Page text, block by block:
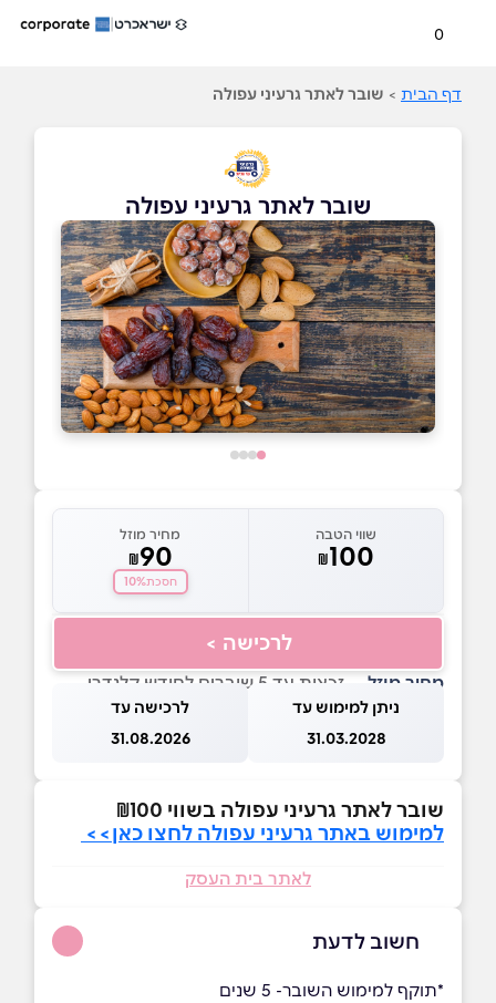
0
דף הבית > שובר לאתר גרעיני עפולה
שובר לאתר גרעיני עפולה
שווי הטבה
₪100
מחיר מוזל
₪90
חסכת10%
לרכישה >
מחיר מוזל — זכאות עד 5 שוברים לחודש קלנדרי
ניתן למימוש עד
31.03.2028
לרכישה עד
31.08.2026
שובר לאתר גרעיני עפולה בשווי ₪100
למימוש באתר גרעיני עפולה לחצו כאן>>
לאתר בית העסק
חשוב לדעת
*תוקף למימוש השובר- 5 שנים